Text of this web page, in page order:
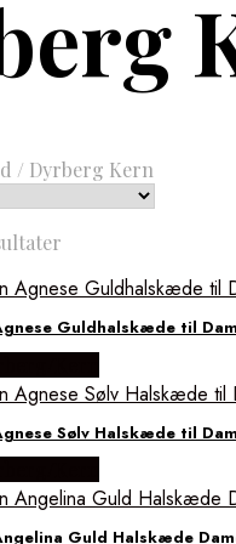
/ Dyrberg Kern
Guldhalskæde til
Sølv Halskæde til
Guld Halskæde